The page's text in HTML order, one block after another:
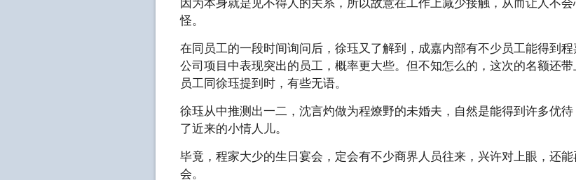
因为本身就是见不得人的关系，所以故意在工作上减少接触，从而让人不
怪。
在同员工的一段时间询问后，徐珏又了解到，成嘉内部有不少员工能得到
公司项目中表现突出的员工，概率更大些。但不知怎么的，这次的名额还
员工同徐珏提到时，有些无语。
徐珏从中推测出一二，沈言灼做为程燎野的未婚夫，自然是能得到许多优
了近来的小情人儿。
毕竟，程家大少的生日宴会，定会有不少商界人员往来，兴许对上眼，还
会。